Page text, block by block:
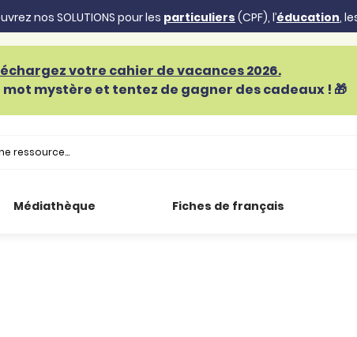
nos SOLUTIONS pour les particuliers (CPF), l’éducation,
votre cahier de vacances 2026.
mot mystère et tentez de gagner des cadeaux ! 🎁
Médiathèque Fiches de français